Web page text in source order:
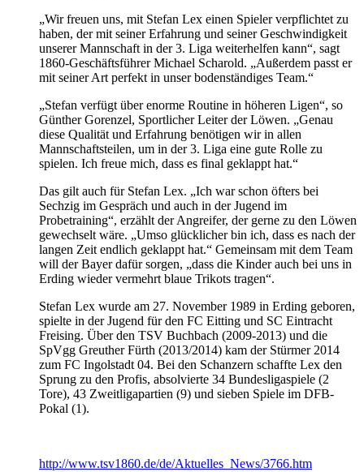
„Wir freuen uns, mit Stefan Lex einen Spieler verpflichtet zu
haben, der mit seiner Erfahrung und seiner Geschwindigkeit
unserer Mannschaft in der 3. Liga weiterhelfen kann“, sagt
1860-Geschäftsführer Michael Scharold. „Außerdem passt er
mit seiner Art perfekt in unser bodenständiges Team.“
„Stefan verfügt über enorme Routine in höheren Ligen“, so
Günther Gorenzel, Sportlicher Leiter der Löwen. „Genau
diese Qualität und Erfahrung benötigen wir in allen
Mannschaftsteilen, um in der 3. Liga eine gute Rolle zu
spielen. Ich freue mich, dass es final geklappt hat.“
Das gilt auch für Stefan Lex. „Ich war schon öfters bei
Sechzig im Gespräch und auch in der Jugend im
Probetraining“, erzählt der Angreifer, der gerne zu den Löwen
gewechselt wäre. „Umso glücklicher bin ich, dass es nach der
langen Zeit endlich geklappt hat.“ Gemeinsam mit dem Team
will der Bayer dafür sorgen, „dass die Kinder auch bei uns in
Erding wieder vermehrt blaue Trikots tragen“.
Stefan Lex wurde am 27. November 1989 in Erding geboren,
spielte in der Jugend für den FC Eitting und SC Eintracht
Freising. Über den TSV Buchbach (2009-2013) und die
SpVgg Greuther Fürth (2013/2014) kam der Stürmer 2014
zum FC Ingolstadt 04. Bei den Schanzern schaffte Lex den
Sprung zu den Profis, absolvierte 34 Bundesligaspiele (2
Tore), 43 Zweitligapartien (9) und sieben Spiele im DFB-
Pokal (1).
http://www.tsv1860.de/de/Aktuelles_News/3766.htm